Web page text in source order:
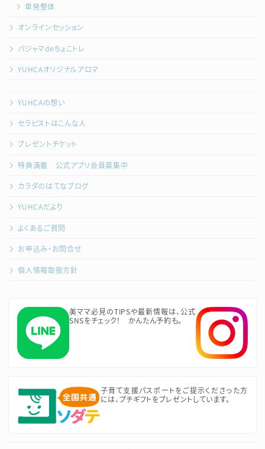
単発整体
オンラインセッション
パジャマdeちょこトレ
YUHCAオリジナルアロマ
YUHCAの想い
セラピストはこんな人
プレゼントチケット
特典満載 公式アプリ会員募集中
カラダのはてなブログ
YUHCAだより
よくあるご質問
お申込み・お問合せ
個人情報取扱方針
美ママ必見のTIPSや最新情報は、公式
SNSをチェック！ かんたん予約も。
子育て支援パスポートをご提示くださった方
には、プチギフトをプレゼントしています。